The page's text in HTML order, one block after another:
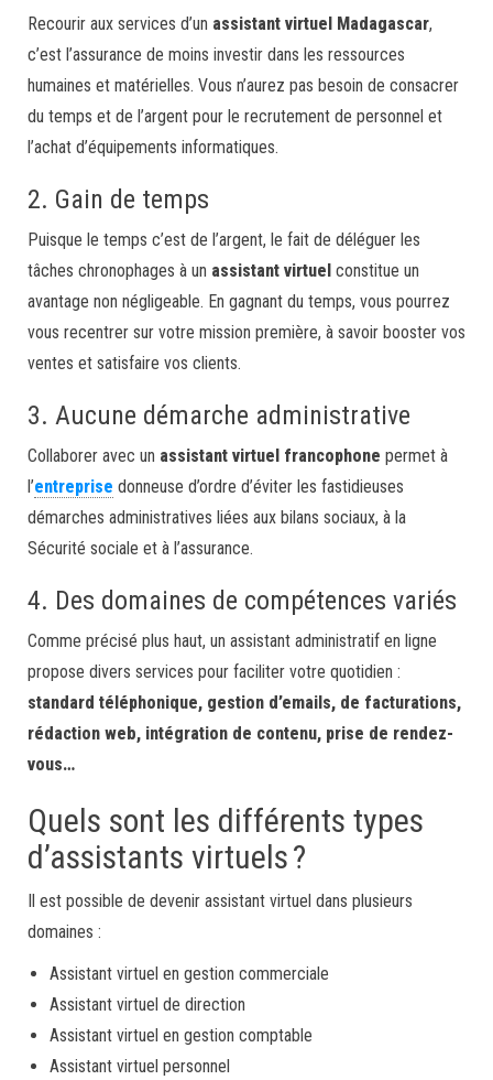
Recourir aux services d’un assistant virtuel Madagascar,
c’est l’assurance de moins investir dans les ressources
humaines et matérielles. Vous n’aurez pas besoin de consacrer
du temps et de l’argent pour le recrutement de personnel et
l’achat d’équipements informatiques.
2. Gain de temps
Puisque le temps c’est de l’argent, le fait de déléguer les
tâches chronophages à un assistant virtuel constitue un
avantage non négligeable. En gagnant du temps, vous pourrez
vous recentrer sur votre mission première, à savoir booster vos
ventes et satisfaire vos clients.
3. Aucune démarche administrative
Collaborer avec un assistant virtuel francophone permet à
l’entreprise donneuse d’ordre d’éviter les fastidieuses
démarches administratives liées aux bilans sociaux, à la
Sécurité sociale et à l’assurance.
4. Des domaines de compétences variés
Comme précisé plus haut, un assistant administratif en ligne
propose divers services pour faciliter votre quotidien :
standard téléphonique, gestion d’emails, de facturations,
rédaction web, intégration de contenu, prise de rendez-
vous…
Quels sont les différents types
d’assistants virtuels ?
Il est possible de devenir assistant virtuel dans plusieurs
domaines :
Assistant virtuel en gestion commerciale
Assistant virtuel de direction
Assistant virtuel en gestion comptable
Assistant virtuel personnel